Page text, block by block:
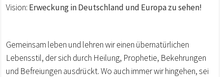
Vision: Erweckung in Deutschland und Europa zu sehen!
Gemeinsam leben und lehren wir einen übernatürlichen
Lebensstil, der sich durch Heilung, Prophetie, Bekehrungen
und Befreiungen ausdrückt. Wo auch immer wir hingehen, sei